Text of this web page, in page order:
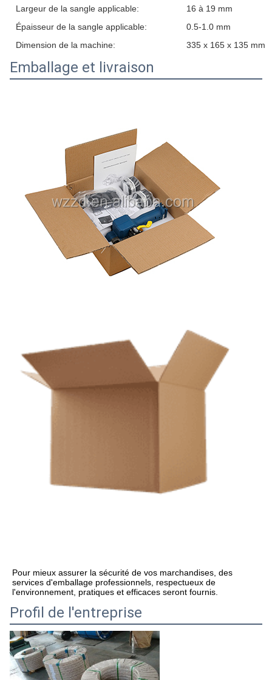
Largeur de la sangle applicable:
16 à 19 mm
Épaisseur de la sangle applicable:
0.5-1.0 mm
Dimension de la machine:
335 x 165 x 135 mm
Emballage et livraison
Pour mieux assurer la sécurité de vos marchandises, des
services d'emballage professionnels, respectueux de
l'environnement, pratiques et efficaces seront fournis.
Profil de l'entreprise